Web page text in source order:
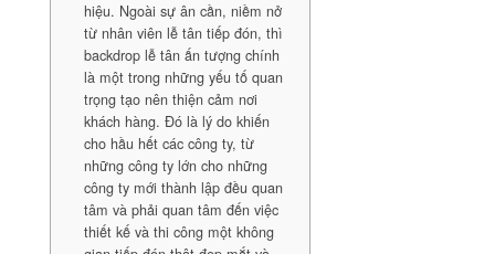
hiệu. Ngoài sự ân cần, niềm nở
từ nhân viên lễ tân tiếp đón, thì
backdrop lễ tân ấn tượng chính
là một trong những yếu tố quan
trọng tạo nên thiện cảm nơi
khách hàng. Đó là lý do khiến
cho hầu hết các công ty, từ
những công ty lớn cho những
công ty mới thành lập đều quan
tâm và phải quan tâm đến việc
thiết kế và thi công một không